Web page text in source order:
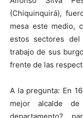
(Chiquinquirá),
mesa este medio,
estos sectores del
trabajo de sus
frente de las
A la pregunta: En
mejor alcalde